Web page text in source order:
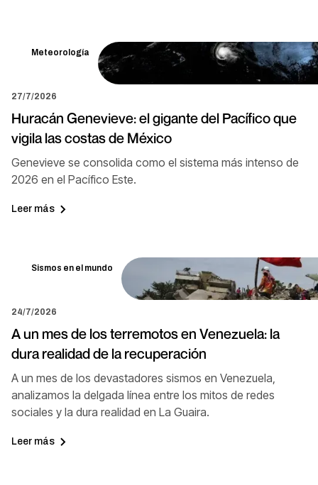
Meteorología
27/7/2026
Huracán Genevieve: el gigante del Pacífico que
vigila las costas de México
Genevieve se consolida como el sistema más intenso de
2026 en el Pacífico Este.
Leer más
Sismos en el mundo
24/7/2026
A un mes de los terremotos en Venezuela: la
dura realidad de la recuperación
A un mes de los devastadores sismos en Venezuela,
analizamos la delgada línea entre los mitos de redes
sociales y la dura realidad en La Guaira.
Leer más